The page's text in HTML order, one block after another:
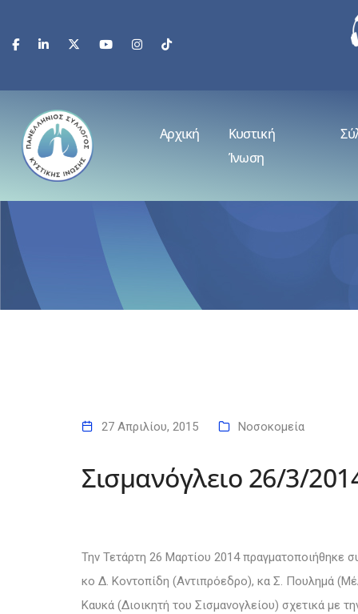
Αρχική
Κυστική
Ίνωση
27 Απριλίου, 2015 Νοσοκομεία
Σισμανόγλειο 26/3/
Την Τετάρτη 26 Μαρτίου 2014
κο Δ. Κοντοπίδη (Αντιπρόεδρο), κα Σ. Πουλημά
Καυκά (Διοικητή του Σισμανογλείου) σχετικά με